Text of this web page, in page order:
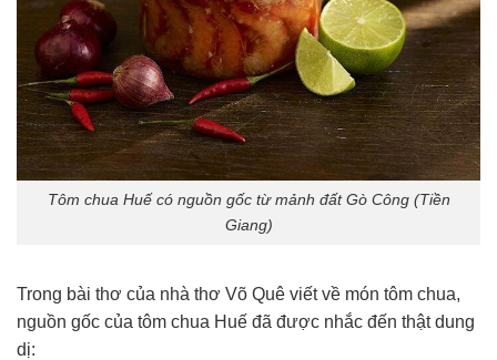
Tôm chua Huế có nguồn gốc từ mảnh đất Gò Công (Tiền
Giang)
Trong bài thơ của nhà thơ Võ Quê viết về món tôm chua,
nguồn gốc của tôm chua Huế đã được nhắc đến thật dung
dị: